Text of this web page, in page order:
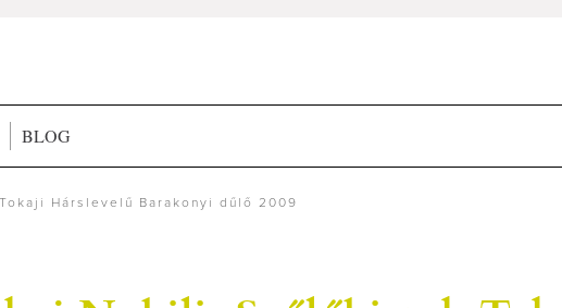
BLOG
Hárslevelű Barakonyi dűlő 2009